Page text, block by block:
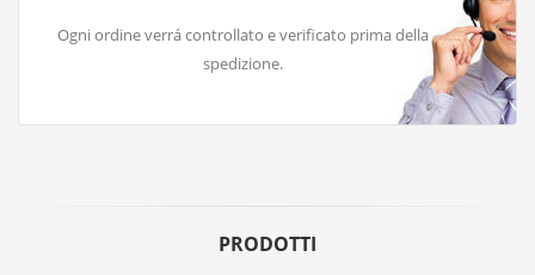
Ogni ordine verrá controllato e verificato prima della
spedizione.
PRODOTTI